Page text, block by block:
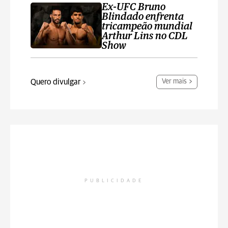
Ex-UFC Bruno
Blindado enfrenta
tricampeão mundial
Arthur Lins no CDL
Show
Quero divulgar Ver mais
PUBLICIDADE